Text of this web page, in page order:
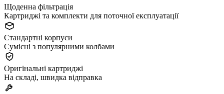
Щоденна фільтрація
Картриджі та комплекти для поточної експлуатації
Стандартні корпуси
Сумісні з популярними колбами
Оригінальні картриджі
На складі, швидка відправка